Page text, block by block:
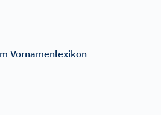
Vornamenlexikon